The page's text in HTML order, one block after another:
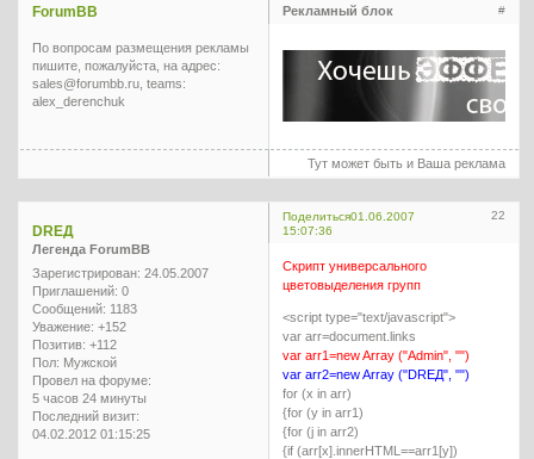
#
Рекламный блок
ForumBB
По вопросам размещения рекламы
пишите, пожалуйста, на адрес:
sales@forumbb.ru, teams:
alex_derenchuk
Тут может быть и Ваша реклама
Поделиться 22
01.06.2007
15:07:36
DREД
Легенда ForumBB
Зарегистрирован: 24.05.2007
Приглашений: 0
Сообщений: 1183
Уважение: +152
Позитив: +112
Пол: Мужской
Провел на форуме:
5 часов 24 минуты
Последний визит:
04.02.2012 01:15:25
Скрипт универсального
цветовыделения групп
<script type="text/javascript">
var arr=document.links
var arr1=new Array ("Admin", "")
var arr2=new Array ("DREД", "")
for (x in arr)
{for (y in arr1)
{for (j in arr2)
{if (arr[x].innerHTML==arr1[y])